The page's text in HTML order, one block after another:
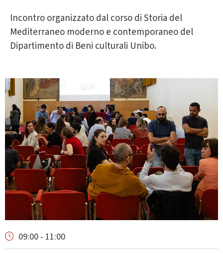
Incontro organizzato dal corso di Storia del
Mediterraneo moderno e contemporaneo del
Dipartimento di Beni culturali Unibo.
09:00 - 11:00